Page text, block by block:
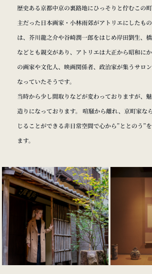
歴史ある京都中京の裏路地にひっそりと佇むこの
主だった日本画家・小林雨郊がアトリエにしたも
は、芥川龍之介や谷崎潤一郎をはじめ岸田劉生、
などとも親交があり、アトリエは大正から昭和に
の画家や文化人、映画関係者、政治家が集うサロ
なっていたそうです。
当時から少し間取りなどが変わっておりますが、
造りになっております。 喧騒から離れ、京町家な
じることができる非日常空間で心から”ととのう”
ます。